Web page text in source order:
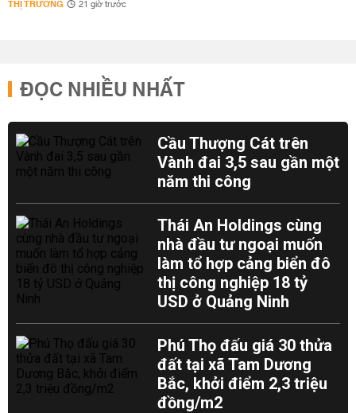
THỊ TRƯỜNG 21 giờ trước
ĐỌC NHIỀU NHẤT
Cầu Thượng Cát trên
Vành đai 3,5 sau gần một
năm thi công
Thái An Holdings cùng
nhà đầu tư ngoại muốn
làm tổ hợp cảng biển đô
thị công nghiệp 18 tỷ
USD ở Quảng Ninh
Phú Thọ đấu giá 30 thửa
đất tại xã Tam Dương
Bắc, khởi điểm 2,3 triệu
đồng/m2